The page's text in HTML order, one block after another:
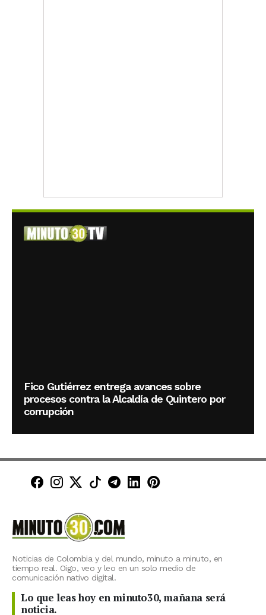
Fico Gutiérrez entrega avances sobre
procesos contra la Alcaldía de Quintero por
corrupción
Minuto30 en Facebook
Minuto30 en Instagram
Minuto30 en X (Twitter)
Minuto30 en TikTok
Canal de Minuto30 en
Minuto30 en LinkedIn
Minuto30 en
Noticias de Colombia y del mundo, minuto a minuto, en
tiempo real. Oigo, veo y leo en un solo medio de
comunicación nativo digital.
Lo que leas hoy en minuto30, mañana será
noticia.